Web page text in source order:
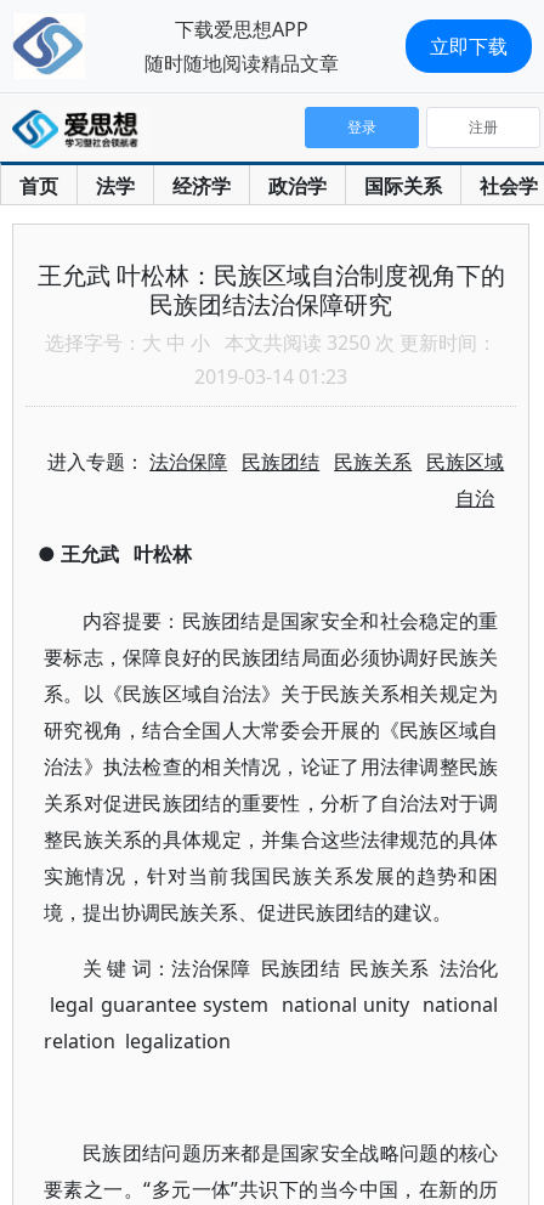
首页 法学 经济学 政治学 国际关系 社会学
登录 注册
王允武 叶松林：民族区域自治制度视角下的
民族团结法治保障研究
选择字号： 大 中 小 本文共阅读 3250 次 更新时间：
2019-03-14 01:23
进入专题：法治保障 民族团结 民族关系 民族区域
自治
● 王允武 叶松林
内容提要：民族团结是国家安全和社会稳定的重
要标志，保障良好的民族团结局面必须协调好民族关
系。以《民族区域自治法》关于民族关系相关规定为
研究视角，结合全国人大常委会开展的《民族区域自
治法》执法检查的相关情况，论证了用法律调整民族
关系对促进民族团结的重要性，分析了自治法对于调
整民族关系的具体规定，并集合这些法律规范的具体
实施情况，针对当前我国民族关系发展的趋势和困
境，提出协调民族关系、促进民族团结的建议。
关 键 词：法治保障 民族团结 民族关系 法治化
legal guarantee system national unity national
relation legalization
民族团结问题历来都是国家安全战略问题的核心
要素之一。“多元一体”共识下的当今中国，在新的历
下载爱思想APP
随时随地阅读精品文章
立即下载